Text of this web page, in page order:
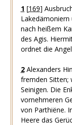
1 [169]
nach heißem
des Agis.
ordnet die
2Alexanders
fremden Sitten;
Seinigen. Die
vornehmeren
von Parthiëne.
Heere das